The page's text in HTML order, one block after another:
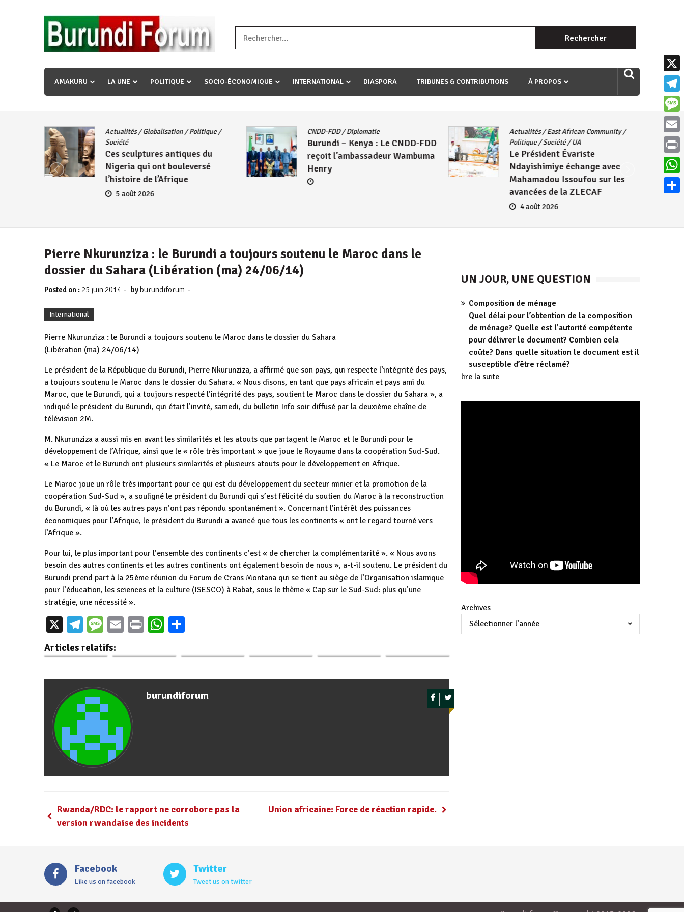
« Ingorane si ugupfa , ingorane ni ugupfa nabi ,gupfa ataco umariye umuryango wawe canke igihugu cakwibarutse .Wewe uri ngaha ndagusigiye iki kibazo : Uriko ukora iki kugira ngo
uzopfire neza umuryango n’igihugu cakwibarutse ? »
Rechercher :
AMAKURU LA UNE POLITIQUE SOCIO-ÉCONOMIQUE INTERNATIONAL DIASPORA TRIBUNES & CONTRIBUTIONS À PROPOS
Actualités/Globalisation/Politique/
Société
Ces sculptures antiques du
Nigeria qui ont bouleversé
l’histoire de l’Afrique
5 août 2026
CNDD-FDD/Diplomatie
Burundi – Kenya : Le CNDD-FDD
reçoit l’ambassadeur Wambuma
Henry
Actualités/East African Community/
Politique/Société/UA
Le Président Évariste
Ndayishimiye échange avec
Mahamadou Issoufou sur les
avancées de la ZLECAF
4 août 2026
Pierre Nkurunziza : le Burundi a toujours soutenu le Maroc dans le
dossier du Sahara (Libération (ma) 24/06/14)
Posted on : 25 juin 2014 - by burundiforum -
International
Pierre Nkurunziza : le Burundi a toujours soutenu le Maroc dans le dossier du Sahara
(Libération (ma) 24/06/14)
Le président de la République du Burundi, Pierre Nkurunziza, a affirmé que son pays, qui respecte l’intégrité des pays,
a toujours soutenu le Maroc dans le dossier du Sahara. « Nous disons, en tant que pays africain et pays ami du
Maroc, que le Burundi, qui a toujours respecté l’intégrité des pays, soutient le Maroc dans le dossier du Sahara », a
indiqué le président du Burundi, qui était l’invité, samedi, du bulletin Info soir diffusé par la deuxième chaîne de
télévision 2M.
M. Nkurunziza a aussi mis en avant les similarités et les atouts que partagent le Maroc et le Burundi pour le
développement de l’Afrique, ainsi que le « rôle très important » que joue le Royaume dans la coopération Sud-Sud.
« Le Maroc et le Burundi ont plusieurs similarités et plusieurs atouts pour le développement en Afrique.
Le Maroc joue un rôle très important pour ce qui est du développement du secteur minier et la promotion de la
coopération Sud-Sud », a souligné le président du Burundi qui s’est félicité du soutien du Maroc à la reconstruction
du Burundi, « là où les autres pays n’ont pas répondu spontanément ». Concernant l’intérêt des puissances
économiques pour l’Afrique, le président du Burundi a avancé que tous les continents « ont le regard tourné vers
l’Afrique ».
Pour lui, le plus important pour l’ensemble des continents c’est « de chercher la complémentarité ». « Nous avons
besoin des autres continents et les autres continents ont également besoin de nous », a-t-il soutenu. Le président du
Burundi prend part à la 25ème réunion du Forum de Crans Montana qui se tient au siège de l’Organisation islamique
pour l’éducation, les sciences et la culture (ISESCO) à Rabat, sous le thème « Cap sur le Sud-Sud: plus qu’une
stratégie, une nécessité ».
X Telegram
Message
EmailPrintWhatsApp
Articles relatifs:
Burundi : Journée
juin en…
Burundi :
Nkurunziza Pierre,
burundiforum
Rwanda/RDC: le rapport ne corrobore pas la
version rwandaise des incidents
Union africaine: Force de réaction rapide.
UN JOUR, UNE QUESTION
Composition de ménage
Quel délai pour l’obtention de la composition
de ménage? Quelle est l’autorité compétente
pour délivrer le document? Combien cela
coûte? Dans quelle situation le document est il
susceptible d’être réclamé?
lire la suite
Archives
Facebook
Like us on facebook
Twitter
Tweet us on twitter
X
Email
Print